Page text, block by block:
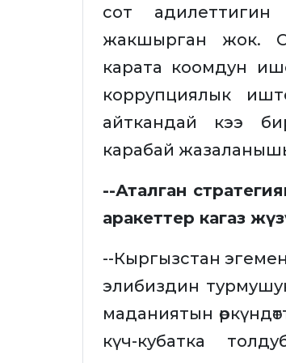
сот
жакшырган жок.
карата коомдун
коррупциялык
айткандай кээ
карабай
--Аталган
аракеттер кагаз
--Кыргызстан
элибиздин
маданиятын
күч-кубатка